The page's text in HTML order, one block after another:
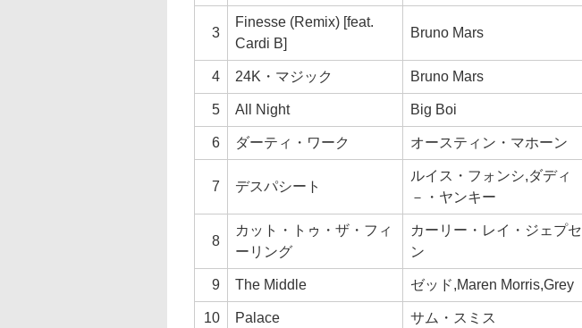
3
Finesse (Remix) [feat.
Cardi B]
Bruno Mars
4 24K・マジック Bruno Mars
5 All Night Big Boi
6 ダーティ・ワーク オースティン・マホーン
7 デスパシート
ルイス・フォンシ,ダディ
－・ヤンキー
8
カット・トゥ・ザ・フィ
ーリング
カーリー・レイ・ジェプセ
ン
9 The Middle ゼッド,Maren Morris,Grey
10 Palace サム・スミス